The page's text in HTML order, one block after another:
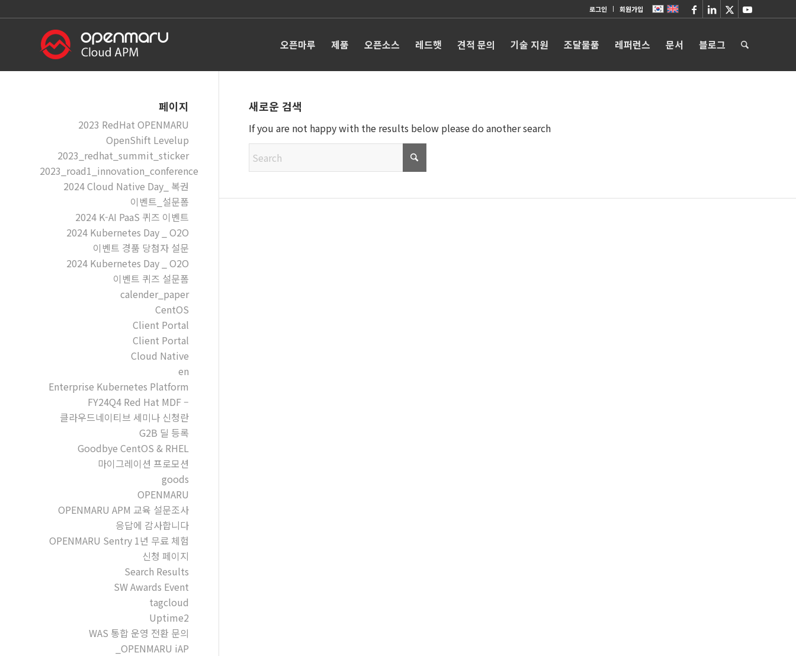
로그인 회원가입
오픈마루 제품 오픈소스 레드햇 견적 문의 기술 지원 조달물품 레퍼런스 문서 블로그
새로운 검색
If you are not happy with the results below please do another search
페이지
2023 RedHat OPENMARU
OpenShift Levelup
2023_redhat_summit_sticker
2023_road1_innovation_conference
2024 Cloud Native Day_ 복권
이벤트_설문폼
2024 K-AI PaaS 퀴즈 이벤트
2024 Kubernetes Day _ O2O
이벤트 경품 당첨자 설문
2024 Kubernetes Day _ O2O
이벤트 퀴즈 설문폼
calender_paper
CentOS
Client Portal
Client Portal
Cloud Native
en
Enterprise Kubernetes Platform
FY24Q4 Red Hat MDF –
클라우드네이티브 세미나 신청란
G2B 딜 등록
Goodbye CentOS & RHEL
마이그레이션 프로모션
goods
OPENMARU
OPENMARU APM 교육 설문조사
응답에 감사합니다
OPENMARU Sentry 1년 무료 체험
신청 페이지
Search Results
SW Awards Event
tagcloud
Uptime2
WAS 통합 운영 전환 문의
_OPENMARU iAP